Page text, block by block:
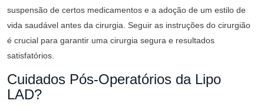
suspensão de certos medicamentos e a adoção de um estilo de
vida saudável antes da cirurgia. Seguir as instruções do cirurgião
é crucial para garantir uma cirurgia segura e resultados
satisfatórios.
Cuidados Pós-Operatórios da Lipo
LAD?